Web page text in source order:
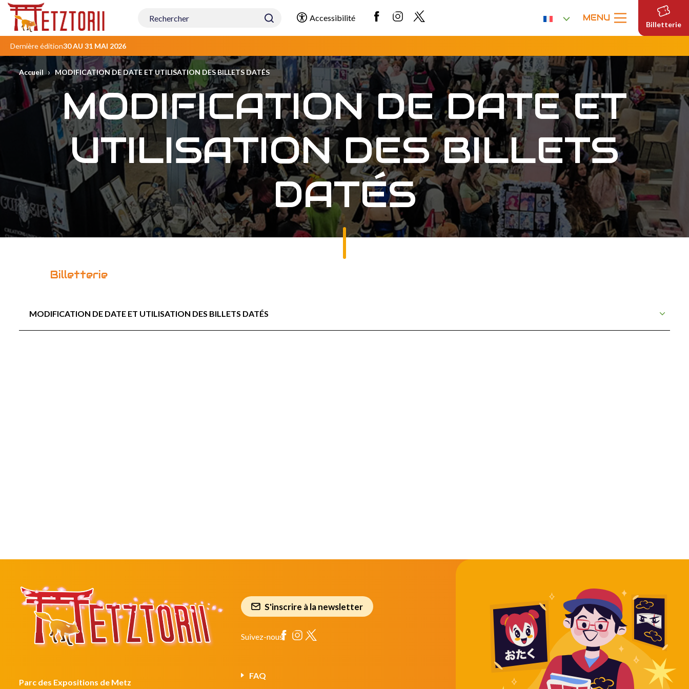
Contenu
principal
Accessibilité MENU
Billetterie
Dernière édition30 AU 31 MAI 2026
Accueil › MODIFICATION DE DATE ET UTILISATION DES BILLETS DATÉS
MODIFICATION DE DATE ET
UTILISATION DES BILLETS
DATÉS
Billetterie
MODIFICATION DE DATE ET UTILISATION DES BILLETS DATÉS
Parc des Expositions de Metz
S'inscrire à la newsletter
Suivez-nous
FAQ